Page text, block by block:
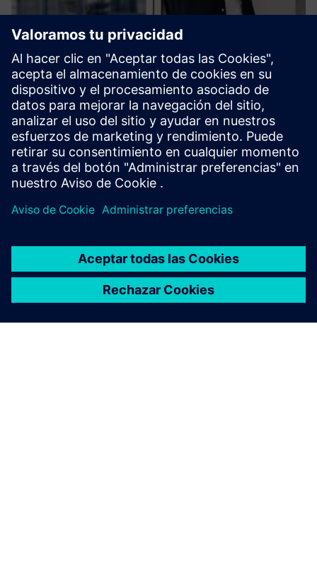
Process Control System SIMATIC
PCS neo & SIMIT
Migrar o crear un PC desde cero es nuestra naturaleza.
Ahora, hemos entrado en una nueva era llamada SIMATIC
PCS neo, ¡de fácil acceso en todas partes!
Más información